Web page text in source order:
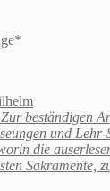
beständigen
und
die
Sakramente,